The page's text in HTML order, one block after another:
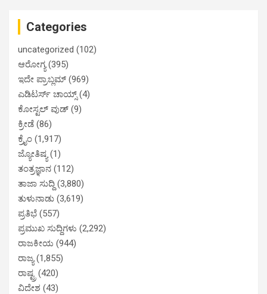
Categories
uncategorized (102)
ಆರೋಗ್ಯ(395)
ಇದೇ ಪ್ರಾಬ್ಲಮ್ (969)
ಎಡಿಟರ್ಸ್ ಚಾಯ್ಸ್(4)
ಕೋಸ್ಟಲ್ ವುಡ್ (9)
ಕ್ರೀಡೆ (86)
ಕ್ರೈಂ (1,917)
ಜ್ಯೋತಿಷ್ಯ(1)
ತಂತ್ರಜ್ಞಾನ (112)
ತಾಜಾ ಸುದ್ದಿ (3,880)
ತುಳುನಾಡು (3,619)
ಪ್ರತಿಭೆ (557)
ಪ್ರಮುಖ ಸುದ್ದಿಗಳು (2,292)
ರಾಜಕೀಯ (944)
ರಾಜ್ಯ(1,855)
ರಾಷ್ಟ್ರ (420)
ವಿದೇಶ (43)